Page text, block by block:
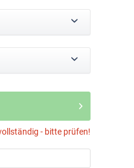
- bitte prüfen!